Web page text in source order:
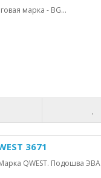
марка - BG...
3671
QWEST. Подошва